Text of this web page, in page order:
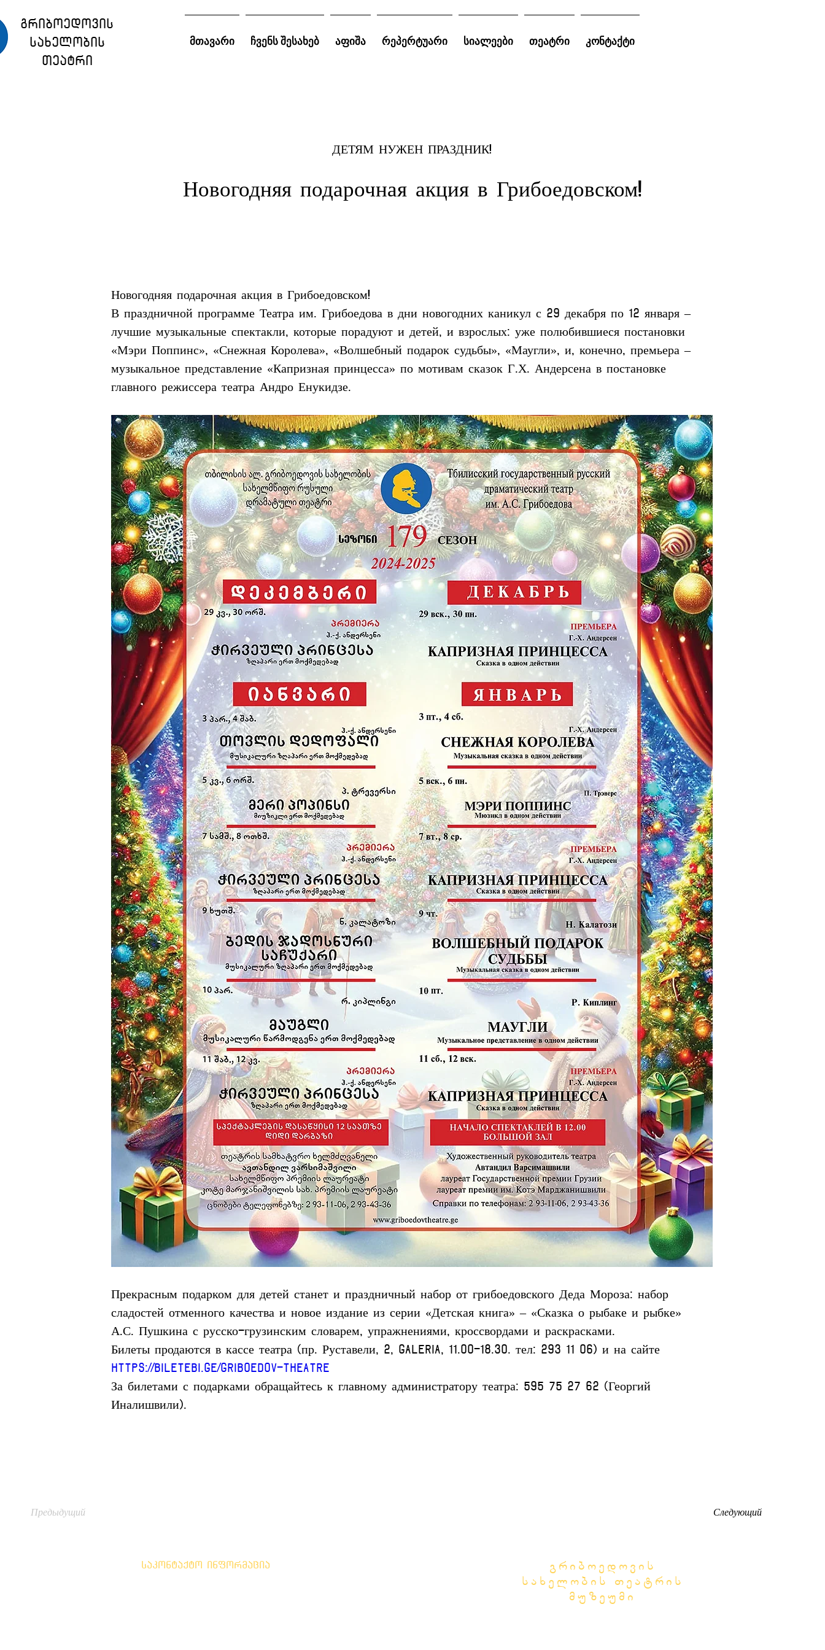
გრიბოედოვის
სახელობის
თეატრი
მთავარი ჩვენს შესახებ აფიშა რეპერტუარი სიალეები თეატრი კონტაქტი
ДЕТЯМ НУЖЕН ПРАЗДНИК!
Новогодняя подарочная акция в Грибоедовском!
Новогодняя подарочная акция в Грибоедовском!
В праздничной программе Театра им. Грибоедова в дни новогодних каникул с 29 декабря по 12 января –
лучшие музыкальные спектакли, которые порадуют и детей, и взрослых: уже полюбившиеся постановки
«Мэри Поппинс», «Снежная Королева», «Волшебный подарок судьбы», «Маугли», и, конечно, премьера –
музыкальное представление «Капризная принцесса» по мотивам сказок Г.Х. Андерсена в постановке
главного режиссера театра Андро Енукидзе.
Прекрасным подарком для детей станет и праздничный набор от грибоедовского Деда Мороза: набор
сладостей отменного качества и новое издание из серии «Детская книга» – «Сказка о рыбаке и рыбке»
А.С. Пушкина с русско-грузинским словарем, упражнениями, кроссвордами и раскрасками.
Билеты продаются в кассе театра (пр. Руставели, 2, Galeria, 11.00-18.30. тел: 293 11 06) и на сайте
https://biletebi.ge/griboedov-theatre
За билетами с подарками обращайтесь к главному администратору театра: 595 75 27 62 (Георгий
Иналишвили).
Предыдущий Следующий
საკონტაქტო ინფორმაცია
გრიბოედოვის
სახელობის თეატრის
მუზეუმი